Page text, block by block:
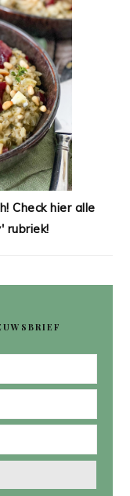
Check hier alle
rubriek!